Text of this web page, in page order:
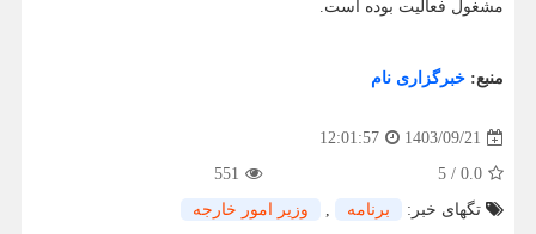
مشغول فعالیت بوده است.
منبع: خبرگزاری نام
1403/09/21
12:01:57
0.0
/
5
551
تگهای خبر:
برنامه , وزیر امور خارجه